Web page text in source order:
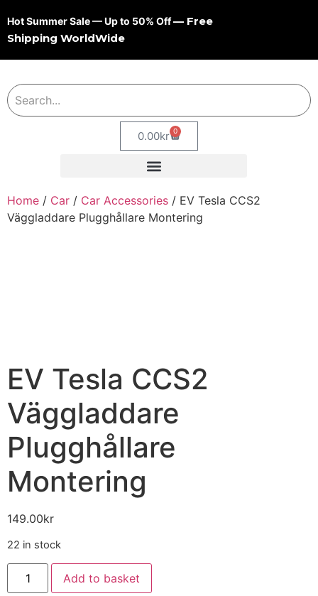
Hot Summer Sale — Up to 50% Off— Free
Shipping WorldWide
0.00kr 0
Home / Car / Car Accessories / EV Tesla CCS2
Väggladdare Plugghållare Montering
EV Tesla CCS2
Väggladdare
Plugghållare
Montering
149.00kr
22 in stock
Add to basket